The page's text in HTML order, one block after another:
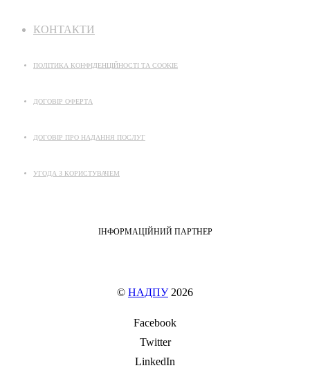
КОНТАКТИ
ПОЛІТИКА КОНФІДЕНЦІЙНОСТІ ТА COOKIE
ДОГОВІР ОФЕРТА
ДОГОВІР ПРО НАДАННЯ ПОСЛУГ
УГОДА З КОРИСТУВАЧЕМ
ІНФОРМАЦІЙНИЙ ПАРТНЕР
© НАДПУ2026
Facebook
Twitter
LinkedIn